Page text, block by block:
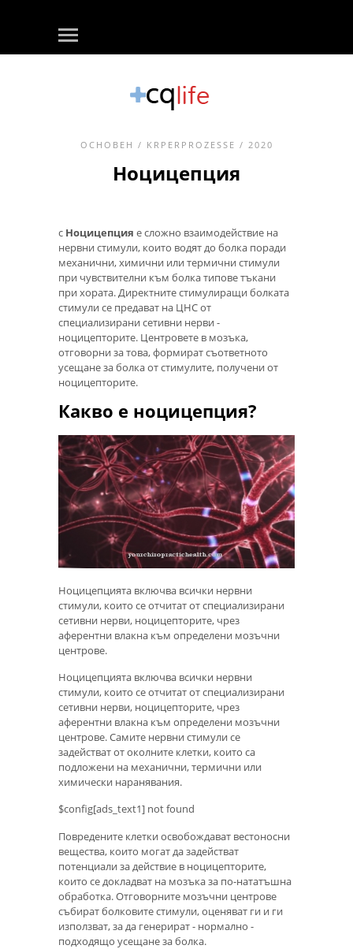
ОСНОВЕН / KRPERPROZESSE / 2020
Ноцицепция
с Ноцицепция е сложно взаимодействие на
нервни стимули, които водят до болка поради
механични, химични или термични стимули
при чувствителни към болка типове тъкани
при хората. Директните стимулиращи болката
стимули се предават на ЦНС от
специализирани сетивни нерви -
ноцицепторите. Центровете в мозъка,
отговорни за това, формират съответното
усещане за болка от стимулите, получени от
ноцицепторите.
Какво е ноцицепция?
Ноцицепцията включва всички нервни
стимули, които се отчитат от специализирани
сетивни нерви, ноцицепторите, чрез
аферентни влакна към определени мозъчни
центрове.
Ноцицепцията включва всички нервни
стимули, които се отчитат от специализирани
сетивни нерви, ноцицепторите, чрез
аферентни влакна към определени мозъчни
центрове. Самите нервни стимули се
задействат от околните клетки, които са
подложени на механични, термични или
химически наранявания.
$config[ads_text1] not found
Повредените клетки освобождават вестоносни
вещества, които могат да задействат
потенциали за действие в ноцицепторите,
които се докладват на мозъка за по-нататъшна
обработка. Отговорните мозъчни центрове
събират болковите стимули, оценяват ги и ги
използват, за да генерират - нормално -
подходящо усещане за болка.